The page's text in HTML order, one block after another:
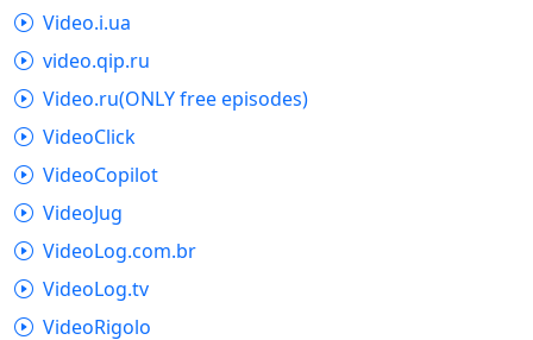
Video.i.ua
video.qip.ru
Video.ru(ONLY free episodes)
VideoClick
VideoCopilot
VideoJug
VideoLog.com.br
VideoLog.tv
VideoRigolo